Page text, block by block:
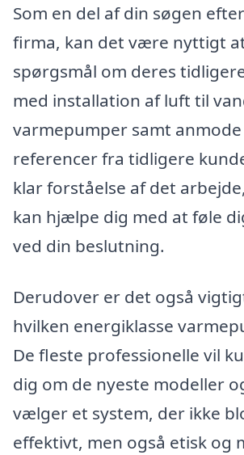
Som en del af din søgen
firma, kan det være nyttigt
spørgsmål om deres
med installation af luft til
varmepumper samt
referencer fra tidligere
klar forståelse af det
kan hjælpe dig med at føle
ved din beslutning.
Derudover er det også
hvilken energiklasse
De fleste professionelle vil
dig om de nyeste modeller
vælger et system, der ikke
effektivt, men også etisk og